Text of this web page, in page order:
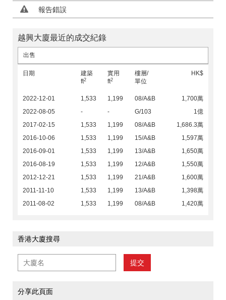
報告錯誤
越興大廈最近的成交紀錄
出售
日期
建築
ft2
實用
ft2
樓層/
單位
HK$
2022-12-01 1,533 1,199 08/A&B
1,700萬
2022-08-05
- - G/103
1億
2017-02-15
1,533 1,199 08/A&B
1,686.3萬
2016-10-06
1,533 1,199 15/A&B
1,597萬
2016-09-01
1,533 1,199 13/A&B
1,650萬
2016-08-19
1,533 1,199 12/A&B
1,550萬
2012-12-21
1,533 1,199 21/A&B
1,600萬
2011-11-10
1,533 1,199 13/A&B
1,398萬
2011-08-02
1,533 1,199 08/A&B 1,420萬
香港大廈搜尋
提交
分享此頁面